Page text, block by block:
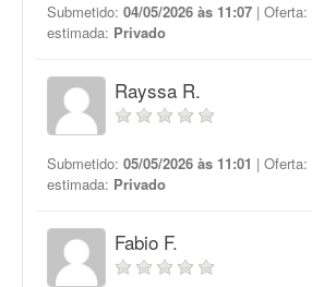
Submetido: 04/05/2026 às 11:07 | Oferta:
estimada: Privado
Rayssa R.
Submetido: 05/05/2026 às 11:01 | Oferta:
estimada: Privado
Fabio F.